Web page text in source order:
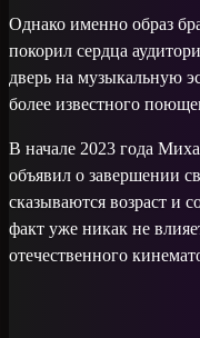
Однако именно образ
покорил сердца
дверь на музыкальную
более известного
В начале 2023 года
объявил о завершении
сказываются возраст и
факт уже никак не
отечественного